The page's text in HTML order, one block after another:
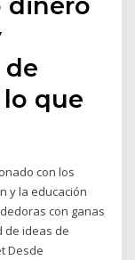
que
con los
y la educación
con ganas
de ideas de
Desde